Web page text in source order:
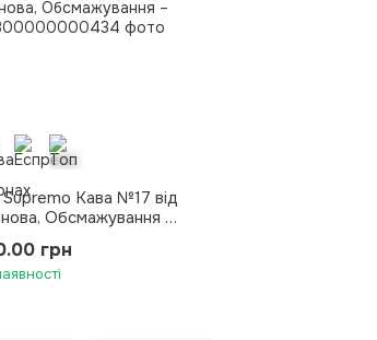
Кава №17 від
Обсмажування –
грн